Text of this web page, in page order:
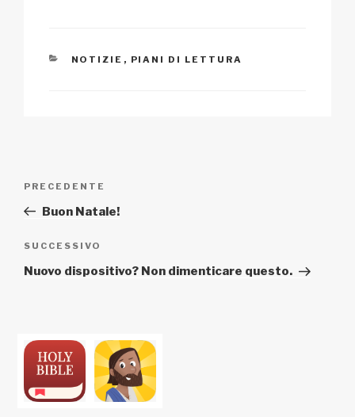
CATEGORIE
NOTIZIE , PIANI DI LETTURA
Articolo
precedente:
PRECEDENTE
Buon Natale!
Articolo
successivo
SUCCESSIVO
Nuovo dispositivo? Non dimenticare questo.